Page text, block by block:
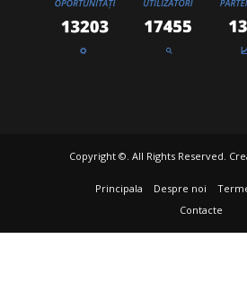
Copyright ©. All Rights Reserved.
Principala Despre noi
Contacte